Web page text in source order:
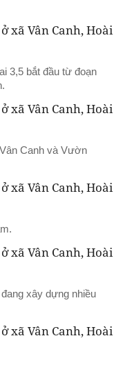
3,5 bắt đầu từ đoạn
Canh và Vườn
xây dựng nhiều